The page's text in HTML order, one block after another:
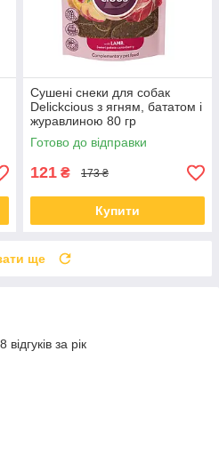
Сушені снеки для собак
Delickcious з ягням, бататом і
журавлиною 80 гр
Готово до відправки
121 ₴ 173 ₴
Купити
ще
за рік